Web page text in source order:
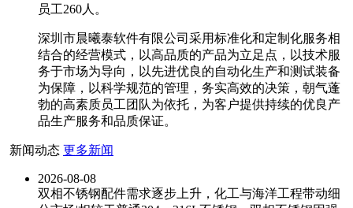
员工260人。
深圳市晨曦泰软件有限公司采用标准化和定制化服务相
结合的经营模式，以高品质的产品为立足点，以技术服
务于市场为导向，以先进优良的自动化生产和测试装备
为保障，以科学规范的管理，务实高效的决策，朝气蓬
勃的高素质员工团队为依托，为客户提供持续的优良产
品生产服务和品质保证。
新闻动态 更多新闻
2026-08-08
双相不锈钢配件需求逐步上升，化工与海洋工程带动细